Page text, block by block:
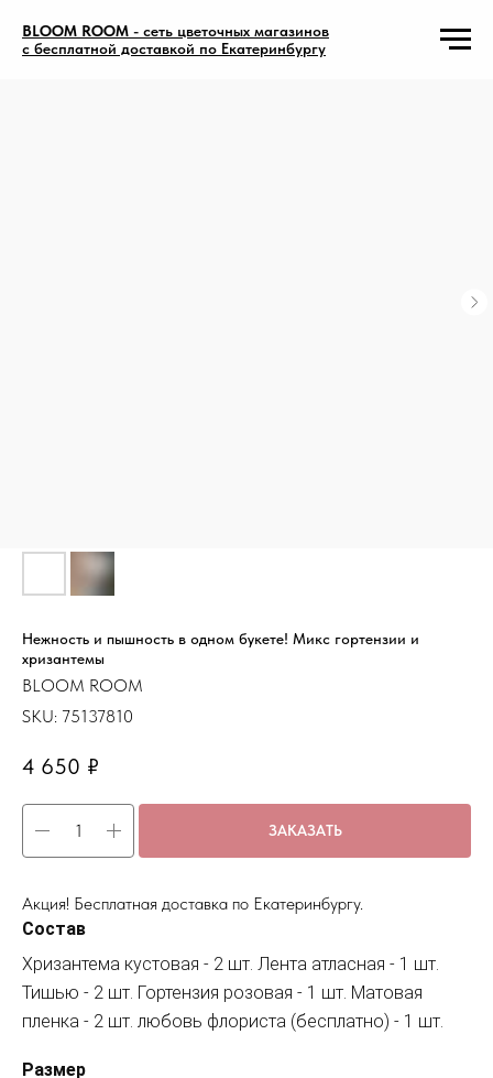
BLOOM ROOM - сеть цветочных магазинов
с бесплатной доставкой по Екатеринбургу
Нежность и пышность в одном букете! Микс гортензии и
хризантемы
BLOOM ROOM
SKU: 75137810
4 650 ₽
ЗАКАЗАТЬ
Акция! Бесплатная доставка по Екатеринбургу.
Состав
Хризантема кустовая - 2 шт. Лента атласная - 1 шт.
Тишью - 2 шт. Гортензия розовая - 1 шт. Матовая
пленка - 2 шт. любовь флориста (бесплатно) - 1 шт.
Размер